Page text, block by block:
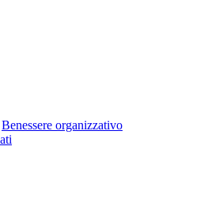
Benessere organizzativo